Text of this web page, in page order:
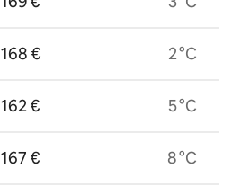
168 €
162 €
167 €
2 °C
5 °C
8 °C